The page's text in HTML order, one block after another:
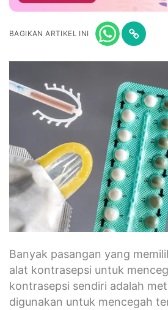
BAGIKAN ARTIKEL INI
Banyak pasangan yang
alat kontrasepsi untuk
kontrasepsi sendiri adalah
digunakan untuk mencegah